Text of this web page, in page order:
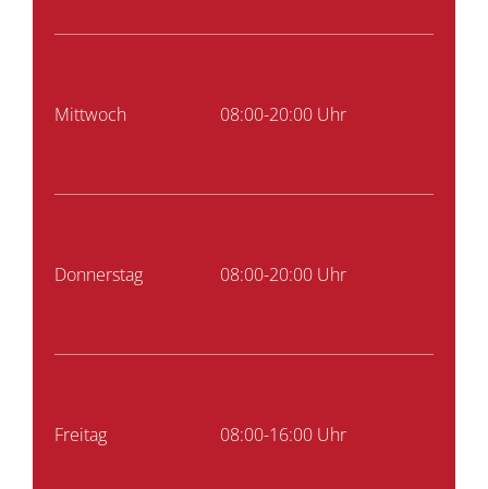
Mittwoch 08:00-20:00 Uhr
Donnerstag 08:00-20:00 Uhr
Freitag 08:00-16:00 Uhr